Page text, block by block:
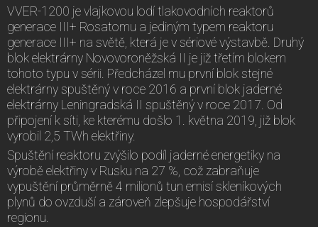
VVER-1200 je vlajkovou lodí tlakovodních reaktorů
generace III+ Rosatomu a jediným typem reaktoru
generace III+ na světě, která je v sériové výstavbě. Druhý
blok elektrárny Novovoroněžská II je již třetím blokem
tohoto typu v sérii. Předcházel mu první blok stejné
elektrárny spuštěný v roce 2016 a první blok jaderné
elektrárny Leningradská II spuštěný v roce 2017. Od
připojení k síti, ke kterému došlo 1. května 2019, již blok
vyrobil 2,5 TWh elektřiny.
Spuštění reaktoru zvýšilo podíl jaderné energetiky na
výrobě elektřiny v Rusku na 27 %, což zabraňuje
vypuštění průměrně 4 milionů tun emisí skleníkových
plynů do ovzduší a zároveň zlepšuje hospodářství
regionu.